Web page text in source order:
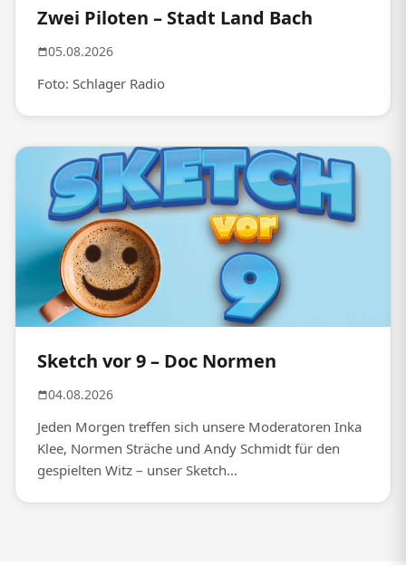
Zwei Piloten – Stadt Land Bach
05.08.2026
Foto: Schlager Radio
Sketch vor 9 – Doc Normen
04.08.2026
Jeden Morgen treffen sich unsere Moderatoren Inka
Klee, Normen Sträche und Andy Schmidt für den
gespielten Witz – unser Sketch...